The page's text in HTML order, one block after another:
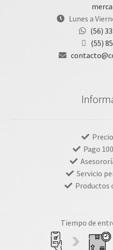
Lunes a
(56)
(55)
Pago
Servicio
Productos
Tiempo de